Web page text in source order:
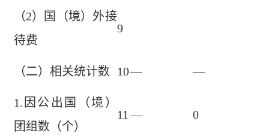
（2）国（境）外接
待费
9
（二）相关统计数 10— —
1.因公出国（境）
团组数（个）
11 — 0